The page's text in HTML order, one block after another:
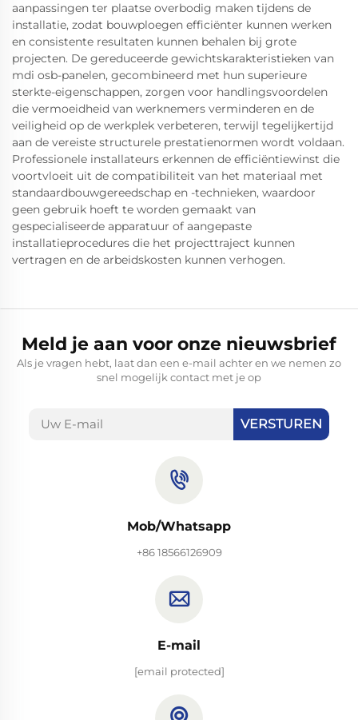
aanpassingen ter plaatse overbodig maken tijdens de
installatie, zodat bouwploegen efficiënter kunnen werken
en consistente resultaten kunnen behalen bij grote
projecten. De gereduceerde gewichtskarakteristieken van
mdi osb-panelen, gecombineerd met hun superieure
sterkte-eigenschappen, zorgen voor handlingsvoordelen
die vermoeidheid van werknemers verminderen en de
veiligheid op de werkplek verbeteren, terwijl tegelijkertijd
aan de vereiste structurele prestatienormen wordt voldaan.
Professionele installateurs erkennen de efficiëntiewinst die
voortvloeit uit de compatibiliteit van het materiaal met
standaardbouwgereedschap en -technieken, waardoor
geen gebruik hoeft te worden gemaakt van
gespecialiseerde apparatuur of aangepaste
installatieprocedures die het projecttraject kunnen
vertragen en de arbeidskosten kunnen verhogen.
Meld je aan voor onze nieuwsbrief
Als je vragen hebt, laat dan een e-mail achter en we nemen zo
snel mogelijk contact met je op
VERSTUREN
Mob/Whatsapp
+86 18566126909
E-mail
[email protected]